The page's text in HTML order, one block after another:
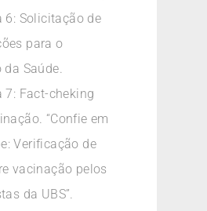
6: Solicitação de
para o
Saúde.
7: Fact-cheking
“Confie em
Verificação de
vacinação pelos
da UBS”.